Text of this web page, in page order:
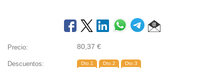
Precio: 80,37 €
Descuentos: Dto.1 Dto.2 Dto.3